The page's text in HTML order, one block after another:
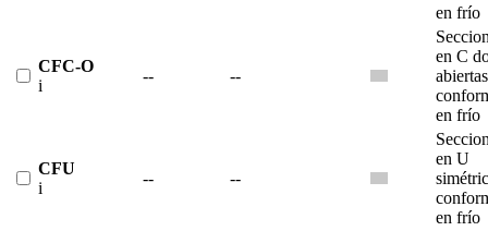
en frío
CFC-O
i
-- --
en C
abiertas
en frío
CFU
i
-- --
en U
en frío